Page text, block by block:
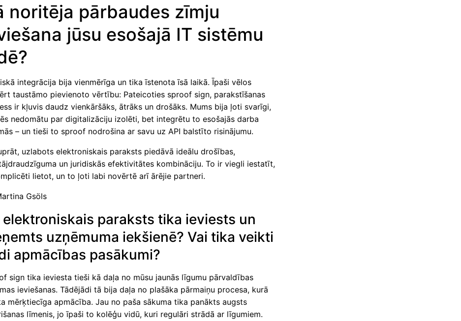
noritēja pārbaudes zīmju
jūsu esošajā IT sistēmu
integrācija bija vienmērīga un tika īstenota īsā laikā. Īpaši vēlos
taustāmo pievienoto vērtību: Pateicoties sproof sign, parakstīšanas
ir kļuvis daudz vienkāršāks, ātrāks un drošāks. Mums bija ļoti svarīgi,
nedomātu par digitalizāciju izolēti, bet integrētu to esošajās darba
– un tieši to sproof nodrošina ar savu uz API balstīto risinājumu.
uzlabots elektroniskais paraksts piedāvā ideālu drošības,
un juridiskās efektivitātes kombināciju. To ir viegli iestatīt,
lietot, un to ļoti labi novērtē arī ārējie partneri.
Gsöls
elektroniskais paraksts tika ieviests un
uzņēmuma iekšienē? Vai tika veikti
apmācības pasākumi?
sign tika ieviesta tieši kā daļa no mūsu jaunās līgumu pārvaldības
ieviešanas. Tādējādi tā bija daļa no plašāka pārmaiņu procesa, kurā
mērķtiecīga apmācība. Jau no paša sākuma tika panākts augsts
līmenis, jo īpaši to kolēģu vidū, kuri regulāri strādā ar līgumiem.